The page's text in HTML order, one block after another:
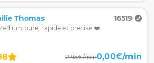
Thomas 16519
pure, rapide et précise ❤️
2,95€/min0,00€/min